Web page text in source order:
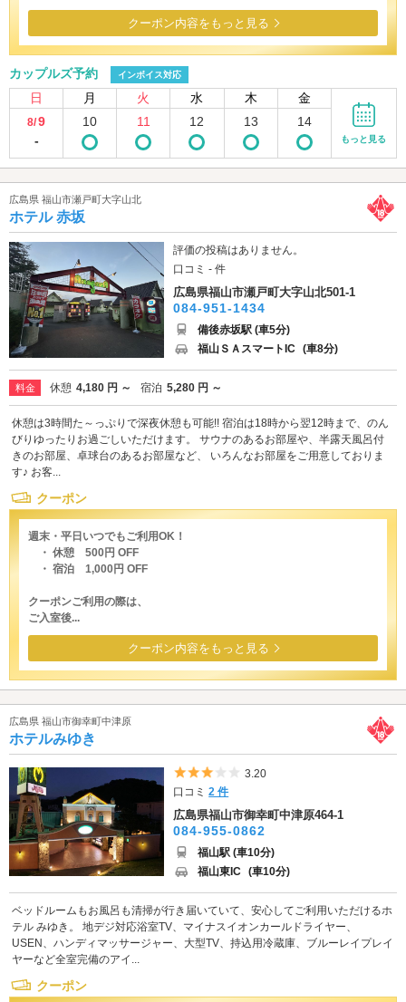
クーポン内容をもっと見る
カップルズ予約 インボイス対応
日 月 火 水 木 金
8/9
-
10 11 12 13 14
もっと見る
広島県 福山市瀬戸町大字山北
ホテル 赤坂
評価の投稿はありません。
口コミ - 件
広島県福山市瀬戸町大字山北501-1
084-951-1434
備後赤坂駅 (車5分)
福山ＳＡスマートIC (車8分)
料金 休憩 4,180 円 ～ 宿泊 5,280 円 ～
休憩は3時間た～っぷりで深夜休憩も可能!! 宿泊は18時から翌12時まで、のん
びりゆったりお過ごしいただけます。 サウナのあるお部屋や、半露天風呂付
きのお部屋、卓球台のあるお部屋など、 いろんなお部屋をご用意しておりま
す♪ お客...
クーポン
週末・平日いつでもご利用OK！
・ 休憩 500円 OFF
・ 宿泊 1,000円 OFF
クーポンご利用の際は、
ご入室後...
クーポン内容をもっと見る
広島県 福山市御幸町中津原
ホテルみゆき
5つ星のうち3
3.20
口コミ2 件
広島県福山市御幸町中津原464-1
084-955-0862
福山駅 (車10分)
福山東IC (車10分)
ベッドルームもお風呂も清掃が行き届いていて、安心してご利用いただけるホ
テル みゆき。 地デジ対応浴室TV、マイナスイオンカールドライヤー、
USEN、ハンディマッサージャー、大型TV、持込用冷蔵庫、ブルーレイプレイ
ヤーなど全室完備のアイ...
クーポン